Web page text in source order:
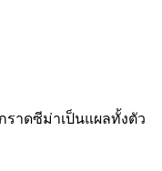
ราดซีม่าเป็นแผลทั้งตัว